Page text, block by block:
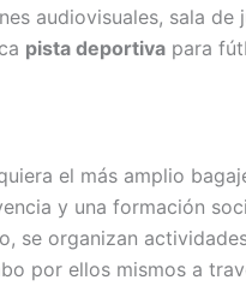
audiovisuales, sala de
pista deportiva para
el más amplio
y una formación
se organizan
por ellos mismos a